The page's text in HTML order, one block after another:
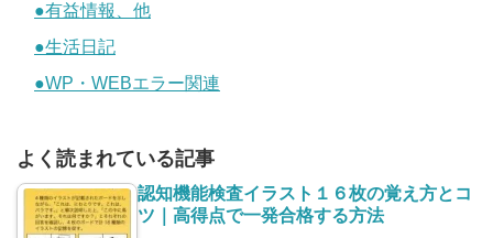
●有益情報、他
●生活日記
●WP・WEBエラー関連
よく読まれている記事
認知機能検査イラスト１６枚の覚え方とコ
ツ｜高得点で一発合格する方法